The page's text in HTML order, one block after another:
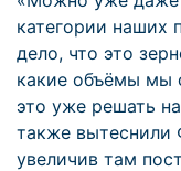
категории наших
дело, что это
какие объёмы мы
это уже решать
также
увеличив там